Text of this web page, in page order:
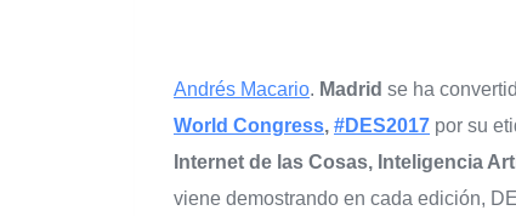
Andrés Macario. Madrid se ha
World Congress, #DES2017 por su
Internet de las Cosas, Inteligencia
viene demostrando en cada edición,